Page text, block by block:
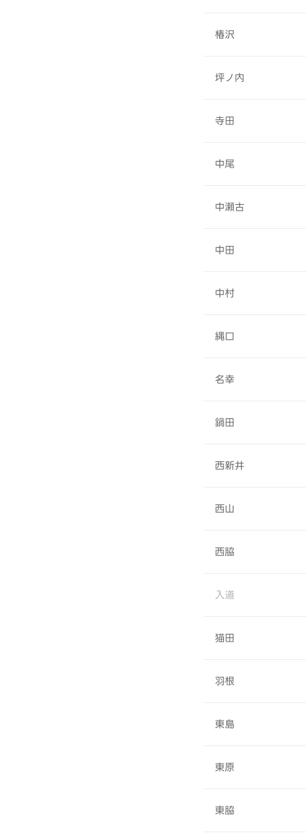
椿沢
坪ノ内
寺田
中尾
中瀬古
中田
中村
縄口
名幸
鍋田
西新井
西山
西脇
入道
猫田
羽根
東島
東原
東脇